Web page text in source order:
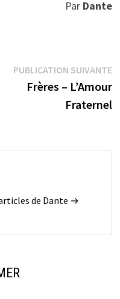
Par Dante
:
PUBLICATION SUIVANTE
Frères – L’Amour
Fraternel
de Dante →